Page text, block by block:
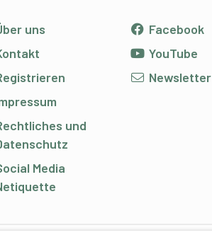
uns
und
Media
Facebook
YouTube
Newsletter